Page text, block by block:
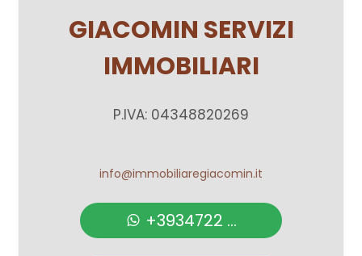
GIACOMIN SERVIZI
IMMOBILIARI
P.IVA: 04348820269
info@immobiliaregiacomin.it
+3934722 ...